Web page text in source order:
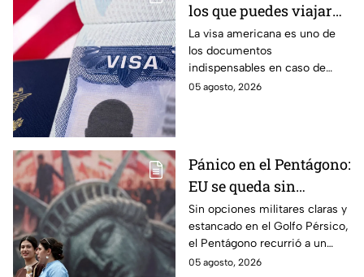
los que puedes viajar
sin la visa americana
pegada en el pasaporte
y sólo con la forma
DSP-150
La visa americana es uno de
los documentos
indispensables en caso de
querer viajar a Estados Unidos,
05 agosto, 2026
Pánico en el Pentágono:
EU se queda sin
opciones contra Irán y
pide a sus tropas ideas
para castigar a Teherán
Sin opciones militares claras y
estancado en el Golfo Pérsico,
el Pentágono recurrió a un
insólito correo masivo
05 agosto, 2026